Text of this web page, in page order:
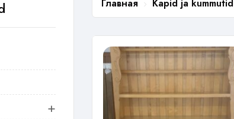
+
Главная Kapid ja kummutid